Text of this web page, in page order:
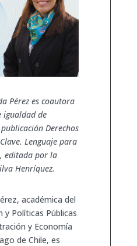
Pérez es coautora
igualdad de
Derechos
Lenguaje para
editada por la
Henríquez.
académica del
Políticas Públicas
y Economía
de Chile, es